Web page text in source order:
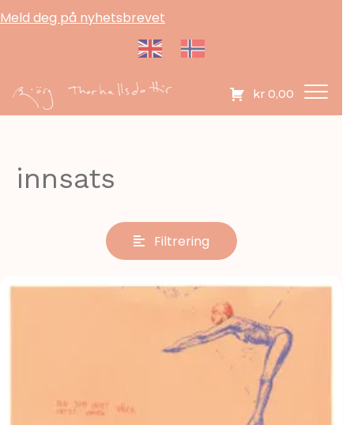
Meld deg på nyhetsbrevet
kr 0,00
innsats
Filtrering